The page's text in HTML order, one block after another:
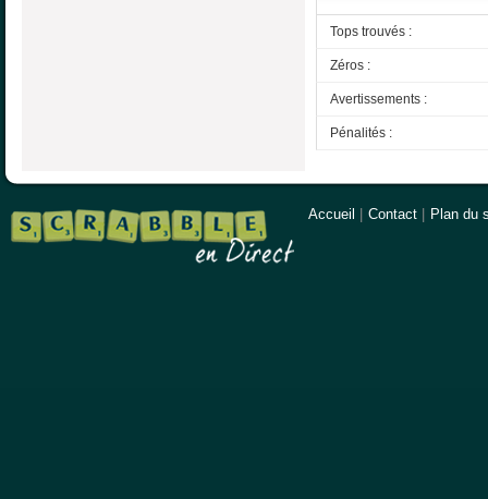
Tops trouvés :
Zéros :
Avertissements :
Pénalités :
Accueil Contact Plan du